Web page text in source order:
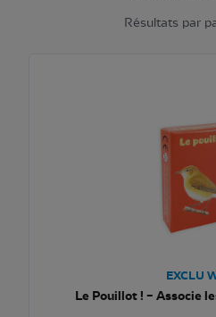
Résultats par
EXCLU
Le Pouillot ! – Associe